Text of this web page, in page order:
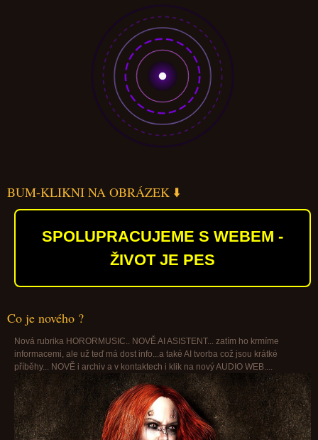
BUM-KLIKNI NA OBRÁZEK ⬇️
SPOLUPRACUJEME S WEBEM -
ŽIVOT JE PES
Co je nového ?
Nová rubrika HORORMUSIC.. NOVĚ AI ASISTENT... zatím ho krmíme
informacemi, ale už teď má dost info...a také AI tvorba což jsou krátké
příběhy... NOVĚ i archiv a v kontaktech i klik na nový AUDIO WEB....